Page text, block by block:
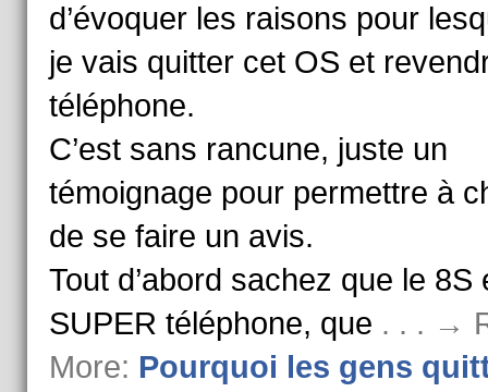
d’évoquer les raisons pour
je vais quitter cet OS et
téléphone.
C’est sans rancune, juste un
témoignage pour permettre à
de se faire un avis.
Tout d’abord sachez que le 8S
SUPER téléphone, que . . . →
More: Pourquoi les gens